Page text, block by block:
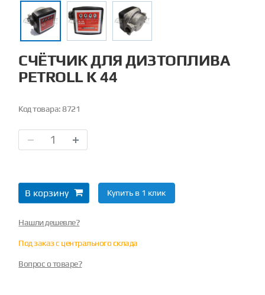
СЧЁТЧИК ДЛЯ ДИЗТОПЛИВА
PETROLL K 44
Код товара:8721
В корзину Купить в 1 клик
Нашли дешевле?
Под заказ с центрального склада
Вопрос о товаре?